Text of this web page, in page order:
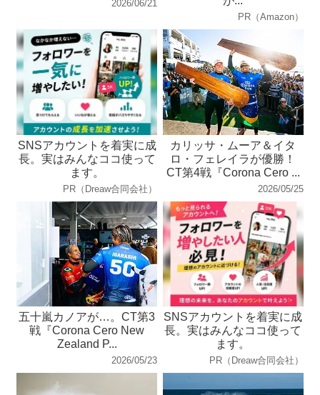
2026/06/21
PR（Amazon）
SNSアカウントを着実に成
長。実はみんなココ使って
ます。
PR（Dreaw合同会社）
カリッサ・ムーア＆イタ
ロ・フェレイラが優勝！
CT第4戦『Corona Cero ...
2026/05/25
五十嵐カノアが…。CT第3
戦『Corona Cero New
Zealand P...
2026/05/23
SNSアカウントを着実に成
長。実はみんなココ使って
ます。
PR（Dreaw合同会社）